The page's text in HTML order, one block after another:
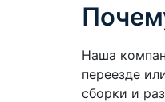
Наша
переезде
сборки и